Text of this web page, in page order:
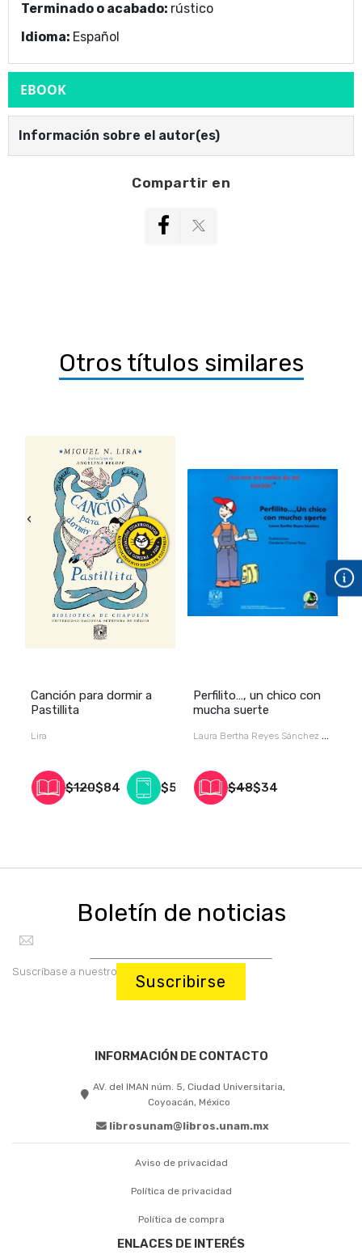
Terminado o acabado: rústico
Idioma: Español
EBOOK
Información sobre el autor(es)
Compartir en
Otros títulos similares
Canción para dormir a
Pastillita
Lira
$120$84 $55
Perfilito…, un chico con
mucha suerte
Laura Bertha Reyes Sánchez /
$48$34
‹ ›
Boletín de noticias
Suscríbase a nuestro boletín:
Suscribirse
INFORMACIÓN DE CONTACTO
AV. del IMAN núm. 5, Ciudad Universitaria,
Coyoacán, México
librosunam@libros.unam.mx
Aviso de privacidad
Política de privacidad
Política de compra
ENLACES DE INTERÉS